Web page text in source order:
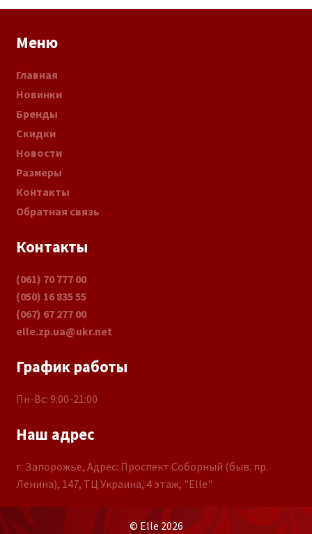
Меню
Главная
Новинки
Бренды
Скидки
Новости
Размеры
Контакты
Обратная связь
Контакты
(061) 70 777 00
(050) 16 835 55
(067) 67 277 00
elle.zp.ua@ukr.net
График работы
Пн-Вс: 9:00-21:00
Наш адрес
г. Запорожье, Адрес: Проспект Соборный (быв. пр.
Ленина), 147, ТЦ Украина, 4 этаж, "Elle"
© Elle 2026